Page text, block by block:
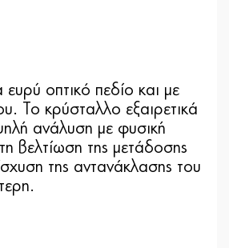
οπτικό πεδίο και με
Το κρύσταλλο εξαιρετικά
ανάλυση με φυσική
βελτίωση της μετάδοσης
της αντανάκλασης του